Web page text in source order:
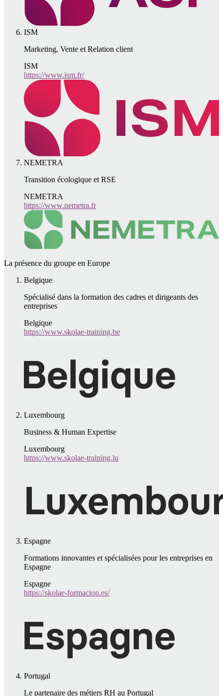
ISM
Marketing, Vente et Relation client
ISM
https://www.ism.fr/
NEMETRA
Transition écologique et RSE
NEMETRA
https://www.nemetra.fr
La présence du groupe en Europe
Belgique
Spécialisé dans la formation des cadres et dirigeants des
entreprises
Belgique
https://www.skolae-training.be
Luxembourg
Business & Human Expertise
Luxembourg
https://www.skolae-training.lu
Espagne
Formations innovantes et spécialisées pour les entreprises en
Espagne
Espagne
https://skolae-formacion.es/
Portugal
Le partenaire des métiers RH au Portugal